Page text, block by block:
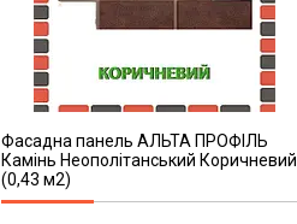
Фасадна панель АЛЬТА ПРОФІЛЬ
Камінь Неополітанський Коричневий
(0,43 м2)